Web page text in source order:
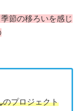
節の移ろいを感じ
のプロジェクト